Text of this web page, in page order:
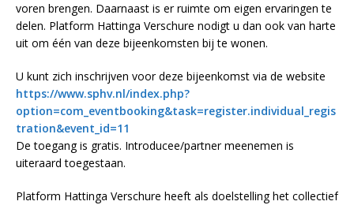
voren brengen. Daarnaast is er ruimte om eigen ervaringen te
delen. Platform Hattinga Verschure nodigt u dan ook van harte
uit om één van deze bijeenkomsten bij te wonen.
U kunt zich inschrijven voor deze bijeenkomst via de website
https://www.sphv.nl/index.php?
option=com_eventbooking&task=register.individual_regis
tration&event_id=11
De toegang is gratis. Introducee/partner meenemen is
uiteraard toegestaan.
Platform Hattinga Verschure heeft als doelstelling het collectief